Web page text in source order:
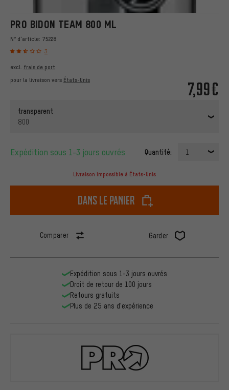
PRO BIDON TEAM 800 ML
N° d'article: 75228
3
7,99€
excl. frais de port
pour la livraison vers États-Unis
transparent
800
Expédition sous 1-3 jours ouvrés Quantité: 1
Livraison impossible à États-Unis
dans le panier
Comparer Garder
Expédition sous 1-3 jours ouvrés
Droit de retour de 100 jours
Retours gratuits
Plus de 25 ans d'expérience